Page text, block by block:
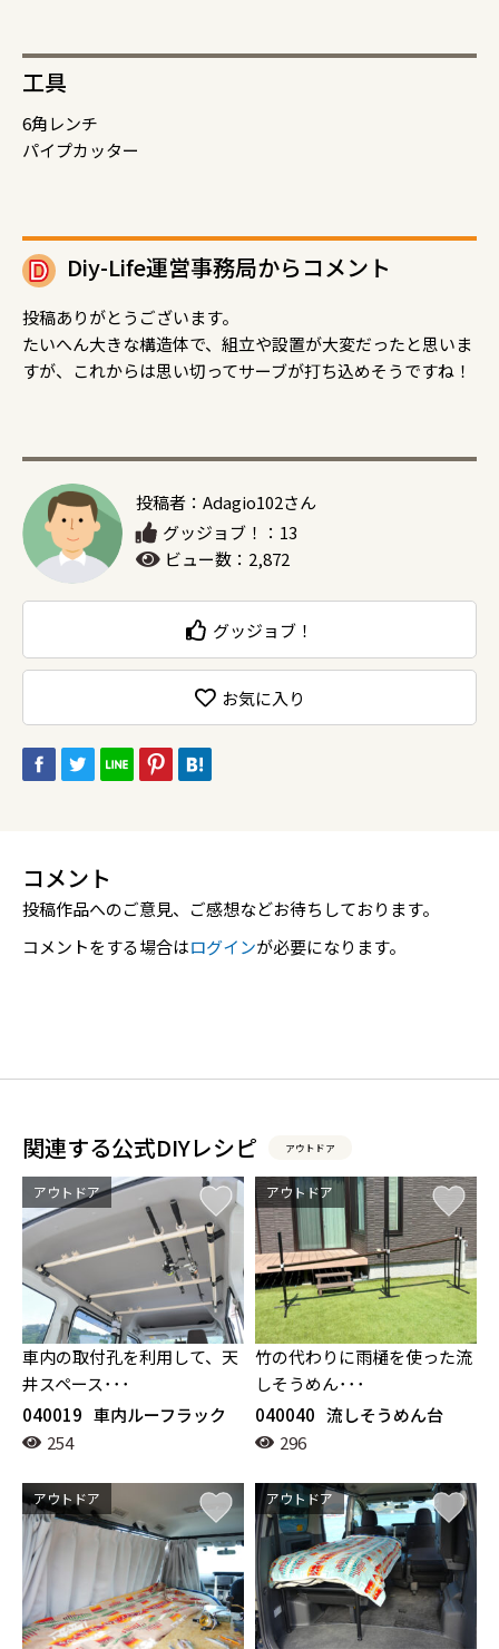
工具
6角レンチ
パイプカッター
Diy-Life運営事務局からコメント
投稿ありがとうございます。
たいへん大きな構造体で、組立や設置が大変だったと思いま
すが、これからは思い切ってサーブが打ち込めそうですね！
投稿者：Adagio102さん
グッジョブ！：13
ビュー数：2,872
グッジョブ！
お気に入り
コメント
投稿作品へのご意見、ご感想などお待ちしております。
コメントをする場合はログインが必要になります。
関連する公式DIYレシピ アウトドア
アウトドア
車内の取付孔を利用して、天
井スペース･･･
040019 車内ルーフラック
254
アウトドア
竹の代わりに雨樋を使った流
しそうめん･･･
040040 流しそうめん台
296
アウトドア アウトドア